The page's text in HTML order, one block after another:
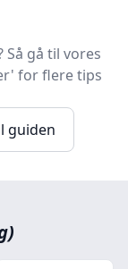
gå til vores
for flere tips
guiden